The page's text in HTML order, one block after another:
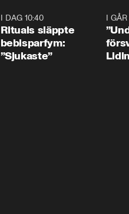
I DAG 10:40
Rituals släppte
bebisparfym:
”Sjukaste”
I